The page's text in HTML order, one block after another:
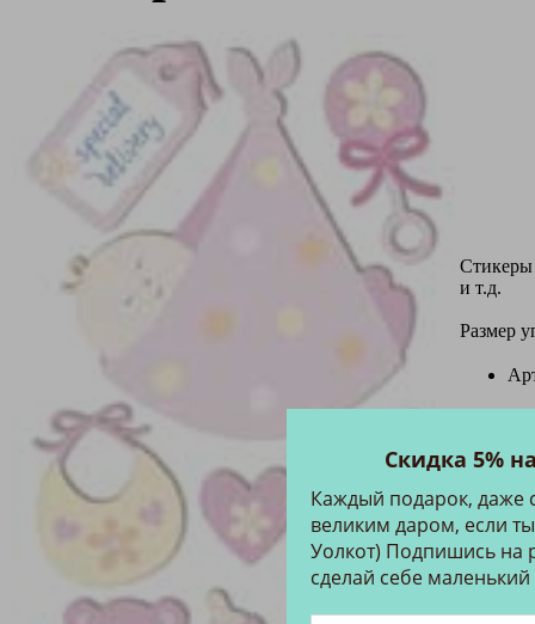
Стикеры
и т.д.
Размер
Скидка 5%
Каждый подарок, даже
великим даром, если
Уолкот) Подпишись на
сделай себе